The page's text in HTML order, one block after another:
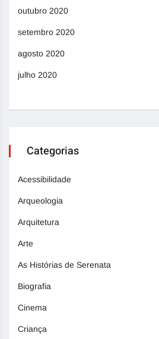
outubro 2020
setembro 2020
agosto 2020
julho 2020
Categorias
Acessibilidade
Arqueologia
Arquitetura
Arte
As Histórias de Serenata
Biografia
Cinema
Criança